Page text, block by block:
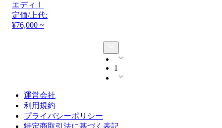
エディⅠ
定価/上代:
¥76,000 ~
1
運営会社
利用規約
プライバシーポリシー
特定商取引法に基づく表記